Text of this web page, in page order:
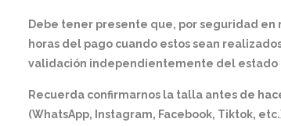
Debe tener presente que, por seguridad en
horas del pago cuando estos sean
validación independientemente del estado
Recuerda confirmarnos la talla antes de
(WhatsApp, Instagram, Facebook, Tiktok,